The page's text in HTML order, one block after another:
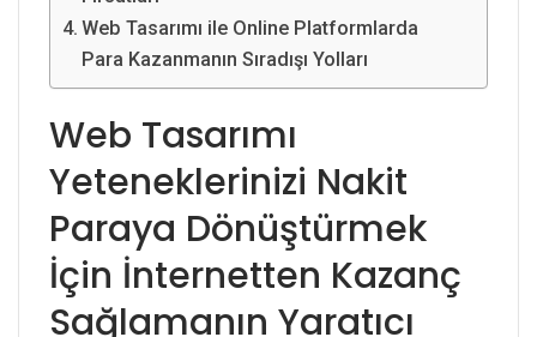
Web Tasarımı ile Online Platformlarda
Para Kazanmanın Sıradışı Yolları
Web Tasarımı
Yeteneklerinizi Nakit
Paraya Dönüştürmek
İçin İnternetten Kazanç
Sağlamanın Yaratıcı